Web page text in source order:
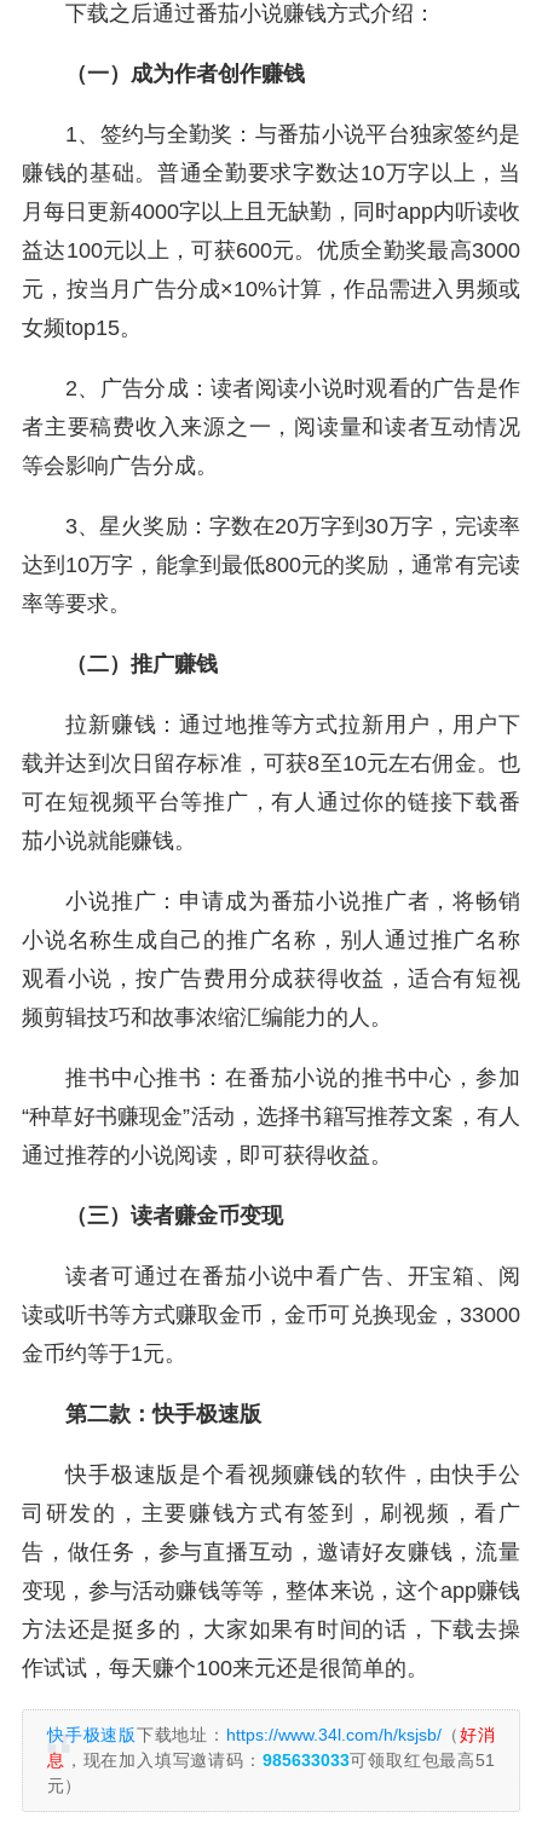
下载之后通过番茄小说赚钱方式介绍：
（一）成为作者创作赚钱
1、签约与全勤奖：与番茄小说平台独家签约是
赚钱的基础。普通全勤要求字数达10万字以上，当
月每日更新4000字以上且无缺勤，同时app内听读收
益达100元以上，可获600元。优质全勤奖最高3000
元，按当月广告分成×10%计算，作品需进入男频或
女频top15。
2、广告分成：读者阅读小说时观看的广告是作
者主要稿费收入来源之一，阅读量和读者互动情况
等会影响广告分成。
3、星火奖励：字数在20万字到30万字，完读率
达到10万字，能拿到最低800元的奖励，通常有完读
率等要求。
（二）推广赚钱
拉新赚钱：通过地推等方式拉新用户，用户下
载并达到次日留存标准，可获8至10元左右佣金。也
可在短视频平台等推广，有人通过你的链接下载番
茄小说就能赚钱。
小说推广：申请成为番茄小说推广者，将畅销
小说名称生成自己的推广名称，别人通过推广名称
观看小说，按广告费用分成获得收益，适合有短视
频剪辑技巧和故事浓缩汇编能力的人。
推书中心推书：在番茄小说的推书中心，参加
“种草好书赚现金”活动，选择书籍写推荐文案，有人
通过推荐的小说阅读，即可获得收益。
（三）读者赚金币变现
读者可通过在番茄小说中看广告、开宝箱、阅
读或听书等方式赚取金币，金币可兑换现金，33000
金币约等于1元。
第二款：快手极速版
快手极速版是个看视频赚钱的软件，由快手公
司研发的，主要赚钱方式有签到，刷视频，看广
告，做任务，参与直播互动，邀请好友赚钱，流量
变现，参与活动赚钱等等，整体来说，这个app赚钱
方法还是挺多的，大家如果有时间的话，下载去操
作试试，每天赚个100来元还是很简单的。
快手极速版下载地址： https://www.34l.com/h/ksjsb/（好消
息 ，现在加入填写邀请码： 985633033可领取红包最高51
元）